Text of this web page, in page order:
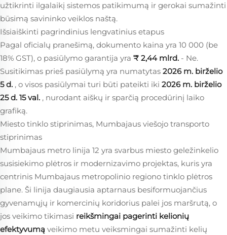
užtikrinti ilgalaikį sistemos patikimumą ir gerokai sumažinti
būsimą savininko veiklos naštą.
Išsiaiškinti pagrindinius lengvatinius etapus
Pagal oficialų pranešimą, dokumento kaina yra 10 000 (be
18% GST), o pasiūlymo garantija yra ₹ 2,44 mlrd. - Ne.
Susitikimas prieš pasiūlymą yra numatytas 2026 m. birželio
5 d. , o visos pasiūlymai turi būti pateikti iki 2026 m. birželio
25 d. 15 val. , nurodant aiškų ir sparčią procedūrinį laiko
grafiką.
Miesto tinklo stiprinimas, Mumbajaus viešojo transporto
stiprinimas
Mumbajaus metro linija 12 yra svarbus miesto geležinkelio
susisiekimo plėtros ir modernizavimo projektas, kuris yra
centrinis Mumbajaus metropolinio regiono tinklo plėtros
plane. Ši linija daugiausia aptarnaus besiformuojančius
gyvenamųjų ir komercinių koridorius palei jos maršrutą, o
jos veikimo tikimasi reikšmingai pagerinti kelionių
efektyvumą veikimo metu veiksmingai sumažinti kelių